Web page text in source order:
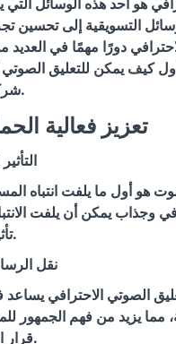
التسويقية إلى تحسين
دورًا مهمًا في
كيف يمكن للتعليق الصوتي
شركتك.
1. تعزيز فعالية
هو أول ما يلفت انتباه
وجذاب يمكن أن يلفت
تأثيرًا.
نقل
الصوتي الاحترافي
مما يزيد من فهم الجمهور
قرار الشراء.